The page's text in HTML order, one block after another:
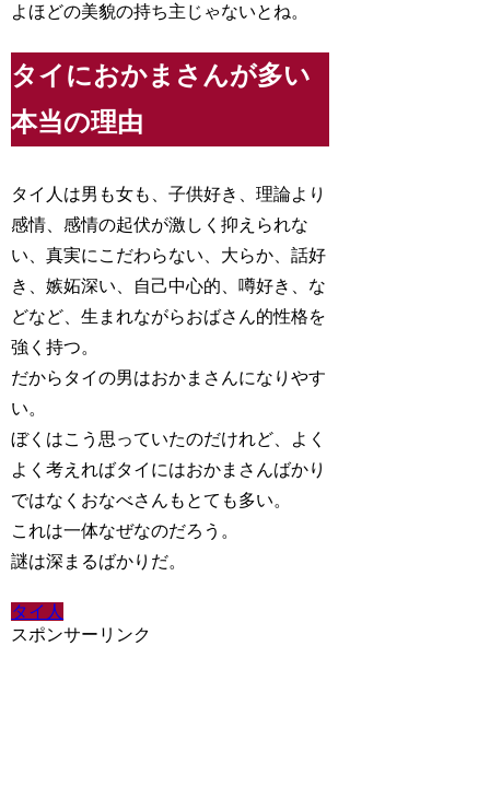
よほどの美貌の持ち主じゃないとね。
タイにおかまさんが多い
本当の理由
タイ人は男も女も、子供好き、理論より
感情、感情の起伏が激しく抑えられな
い、真実にこだわらない、大らか、話好
き、嫉妬深い、自己中心的、噂好き、な
どなど、生まれながらおばさん的性格を
強く持つ。
だからタイの男はおかまさんになりやす
い。
ぼくはこう思っていたのだけれど、よく
よく考えればタイにはおかまさんばかり
ではなくおなべさんもとても多い。
これは一体なぜなのだろう。
謎は深まるばかりだ。
タイ人
スポンサーリンク